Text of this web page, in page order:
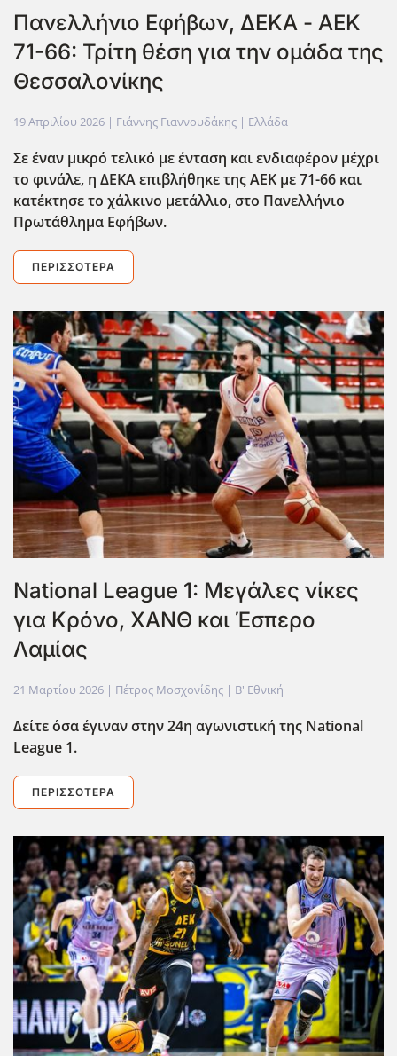
Πανελλήνιο Εφήβων, ΔΕΚΑ - ΑΕΚ
71-66: Τρίτη θέση για την ομάδα της
Θεσσαλονίκης
19 Απριλίου 2026 | Γιάννης Γιαννουδάκης | Ελλάδα
Σε έναν μικρό τελικό με ένταση και ενδιαφέρον μέχρι
το φινάλε, η ΔΕΚΑ επιβλήθηκε της ΑΕΚ με 71-66 και
κατέκτησε το χάλκινο μετάλλιο, στο Πανελλήνιο
Πρωτάθλημα Εφήβων.
ΠΕΡΙΣΣΌΤΕΡΑ
National League 1: Μεγάλες νίκες
για Κρόνο, ΧΑΝΘ και Έσπερο
Λαμίας
21 Μαρτίου 2026 | Πέτρος Μοσχονίδης | Β' Εθνική
Δείτε ΄οσα έγιναν στην 24η αγωνιστική της National
League 1.
ΠΕΡΙΣΣΌΤΕΡΑ